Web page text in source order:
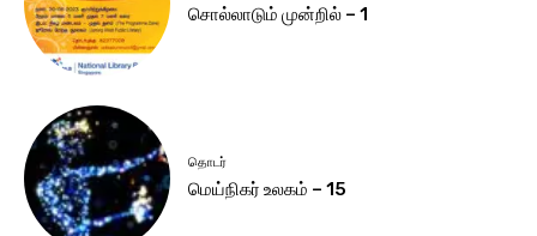
சொல்லாடும் முன்றில் – 1
தொடர்
மெய்நிகர் உலகம் – 15